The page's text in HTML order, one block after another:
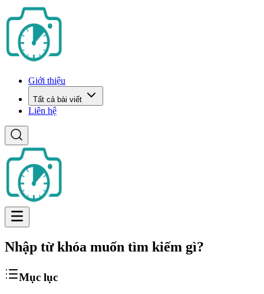
Giới thiệu
Tất cả bài viết
Liên hệ
Nhập từ khóa muốn tìm kiếm gì?
Mục lục